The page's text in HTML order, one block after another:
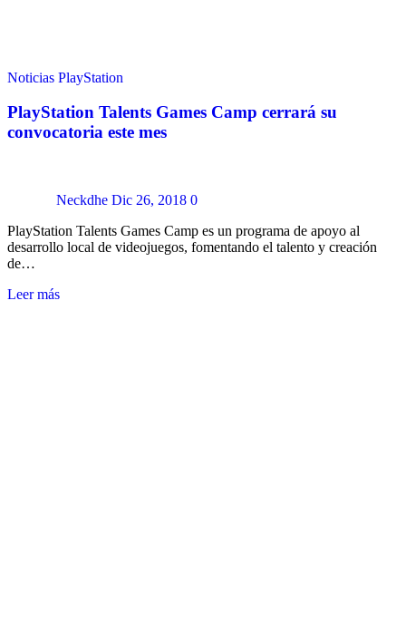
Noticias PlayStation
PlayStation Talents Games Camp cerrará su
convocatoria este mes
Neckdhe Dic 26, 2018 0
PlayStation Talents Games Camp es un programa de apoyo al
desarrollo local de videojuegos, fomentando el talento y creación
de…
Leer más